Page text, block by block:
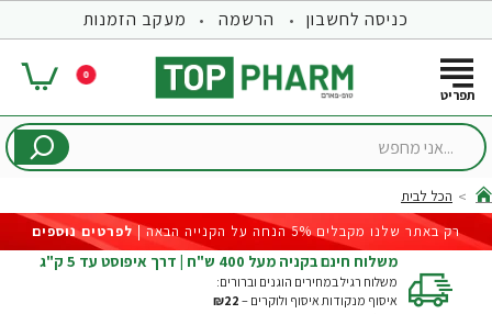
כניסה לחשבון הרשמה מעקב הזמנות
0
...אני
home
הכל לבית
רק באתר שלנו מקבלים 5% הנחה על הקנייה הבאה |
לפרטים נוספים
משלוח חינם בקניה מעל 400 ש"ח | דרך איפוסט עד 5 ק"ג
משלוח רגיל במחירים הוגנים וברורים:
איסוף מנקודות איסוף ולוקרים – ₪22